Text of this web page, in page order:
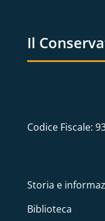
Il
Codice Fiscale:
Storia e
Biblioteca